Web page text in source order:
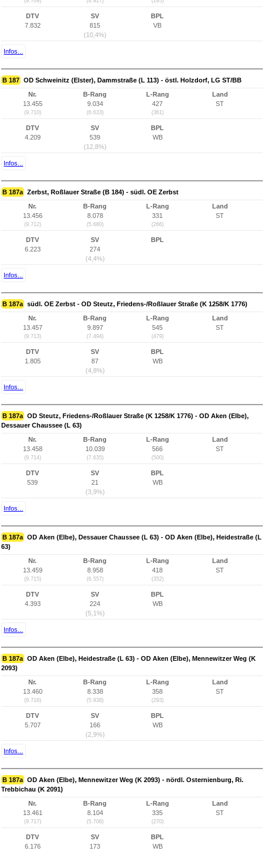
DTV
7.832
SV
815
(10,4%)
BPL
VB
Infos...
B 187 OD Schweinitz (Elster), Dammstraße (L 113) - östl. Holzdorf, LG ST/BB
Nr.
13.455
(9.710)
B-Rang
9.034
(6.633)
L-Rang
427
(361)
Land
ST
DTV
4.209
SV
539
(12,8%)
BPL
WB
Infos...
B 187a Zerbst, Roßlauer Straße (B 184) - südl. OE Zerbst
Nr.
13.456
(9.712)
B-Rang
8.078
(5.680)
L-Rang
331
(266)
Land
ST
DTV
6.223
SV
274
(4,4%)
BPL
Infos...
B 187a südl. OE Zerbst - OD Steutz, Friedens-/Roßlauer Straße (K 1258/K 1776)
Nr.
13.457
(9.713)
B-Rang
9.897
(7.494)
L-Rang
545
(479)
Land
ST
DTV
1.805
SV
87
(4,8%)
BPL
WB
Infos...
B 187a OD Steutz, Friedens-/Roßlauer Straße (K 1258/K 1776) - OD Aken (Elbe),
Dessauer Chaussee (L 63)
Nr.
13.458
(9.714)
B-Rang
10.039
(7.635)
L-Rang
566
(500)
Land
ST
DTV
539
SV
21
(3,9%)
BPL
WB
Infos...
B 187a OD Aken (Elbe), Dessauer Chaussee (L 63) - OD Aken (Elbe), Heidestraße (L
63)
Nr.
13.459
(9.715)
B-Rang
8.958
(6.557)
L-Rang
418
(352)
Land
ST
DTV
4.393
SV
224
(5,1%)
BPL
WB
Infos...
B 187a OD Aken (Elbe), Heidestraße (L 63) - OD Aken (Elbe), Mennewitzer Weg (K
2093)
Nr.
13.460
(9.716)
B-Rang
8.338
(5.938)
L-Rang
358
(293)
Land
ST
DTV
5.707
SV
166
(2,9%)
BPL
WB
Infos...
B 187a OD Aken (Elbe), Mennewitzer Weg (K 2093) - nördl. Osternienburg, Ri.
Trebbichau (K 2091)
Nr.
13.461
(9.717)
B-Rang
8.104
(5.706)
L-Rang
335
(270)
Land
ST
DTV
6.176
SV
173
BPL
WB